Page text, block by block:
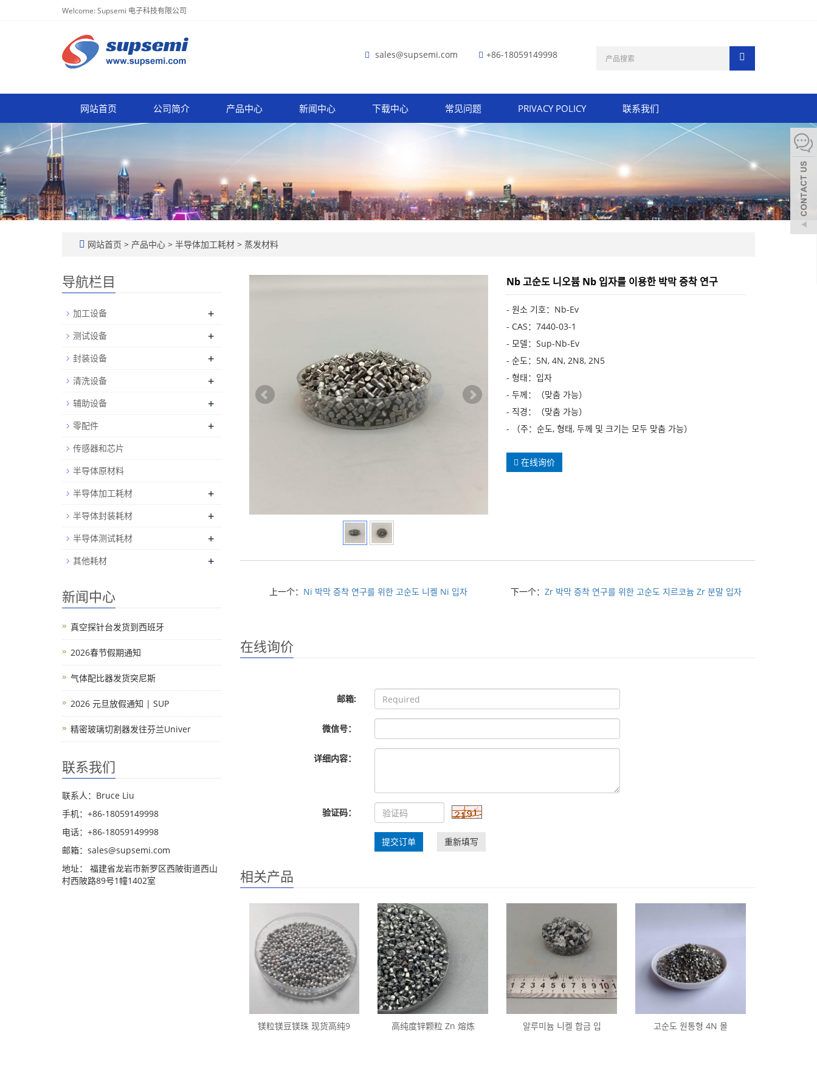
Welcome: Supsemi 电子科技有限公司
sales@supsemi.com +86-18059149998
网站首页 公司简介 产品中心 新闻中心 下载中心 常见问题 PRIVACY POLICY 联系我们
网站首页 > 产品中心 > 半导体加工耗材 > 蒸发材料
Nb 고순도 니오븀 Nb 입자를 이용한 박막 증착 연구
- 원소 기호：Nb-Ev
- CAS：7440-03-1
- 모델：Sup-Nb-Ev
- 순도：5N, 4N, 2N8, 2N5
- 형태：입자
- 두께：（맞춤 가능）
- 직경：（맞춤 가능）
- （주：순도, 형태, 두께 및 크기는 모두 맞춤 가능）
在线询价
上一个： Ni 박막 증착 연구를 위한 고순도 니켈 Ni 입자 下一个：Zr 박막 증착 연구를 위한 고순도 지르코늄 Zr 분말 입자
在线询价
邮箱:
微信号：
详细内容：
验证码：
提交订单 重新填写
相关产品
镁粒镁豆镁珠 现货高纯9 高纯度锌颗粒 Zn 熔炼 알루미늄 니켈 합금 입 고순도 원통형 4N 몰
导航栏目
加工设备 +
测试设备 +
封装设备 +
清洗设备 +
辅助设备 +
零配件 +
传感器和芯片
半导体原材料
半导体加工耗材
+
半导体封装耗材 +
半导体测试耗材 +
其他耗材 +
新闻中心
真空探针台发货到西班牙
2026春节假期通知
气体配比器发货突尼斯
2026 元旦放假通知 | SUP
精密玻璃切割器发往芬兰Univer
联系我们
联系人：Bruce Liu
手机：+86-18059149998
电话：+86-18059149998
邮箱：sales@supsemi.com
地址： 福建省龙岩市新罗区西陂街道西山
村西陂路89号1幢1402室